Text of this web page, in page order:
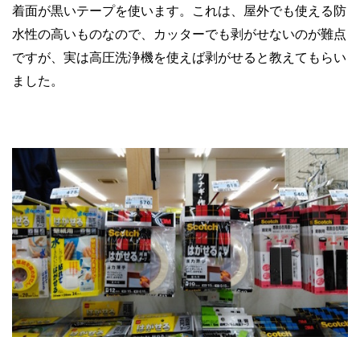
着面が黒いテープを使います。これは、屋外でも使える防
水性の高いものなので、カッターでも剥がせないのが難点
ですが、実は高圧洗浄機を使えば剥がせると教えてもらい
ました。